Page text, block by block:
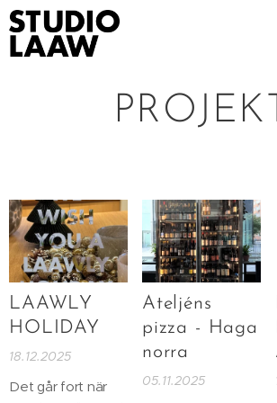
LAAWLY
HOLIDAY
18.12.2025
Det går fort när
Ateljéns
pizza - Haga
norra
05.11.2025